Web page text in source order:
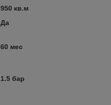
950 кв.м
Да
60 мес
1.5 бар